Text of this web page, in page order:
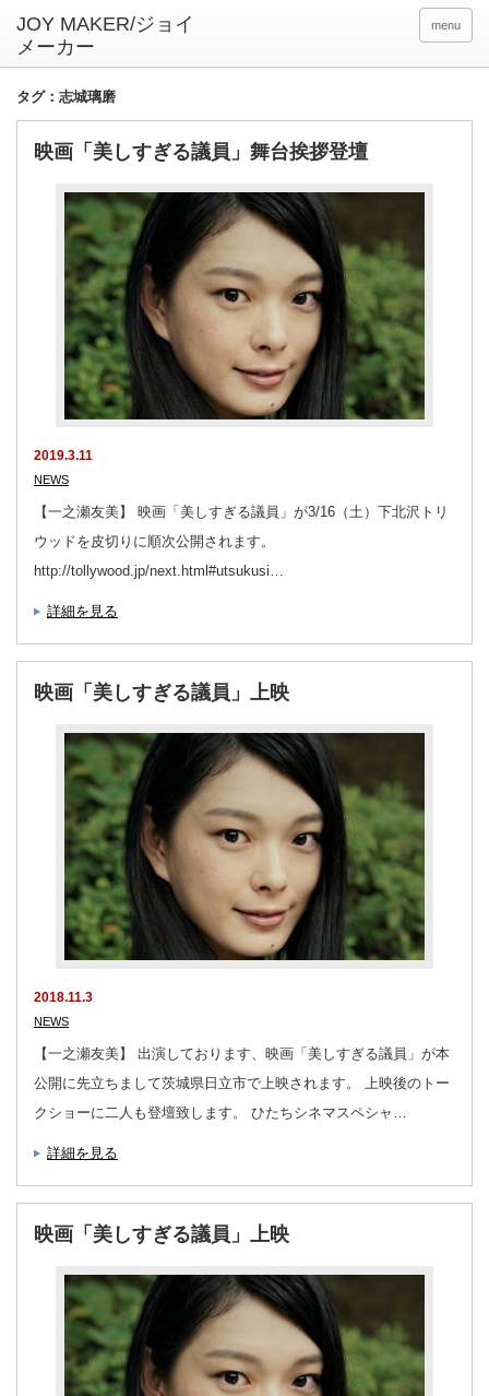
menu
タグ：志城璃磨
映画「美しすぎる議員」舞台挨拶登壇
2019.3.11
NEWS
【一之瀬友美】 映画「美しすぎる議員」が3/16（土）下北沢トリ
ウッドを皮切りに順次公開されます。
http://tollywood.jp/next.html#utsukusi…
詳細を見る
映画「美しすぎる議員」上映
2018.11.3
NEWS
【一之瀬友美】 出演しております、映画「美しすぎる議員」が本
公開に先立ちまして茨城県日立市で上映されます。 上映後のトー
クショーに二人も登壇致します。 ひたちシネマスペシャ…
詳細を見る
映画「美しすぎる議員」上映